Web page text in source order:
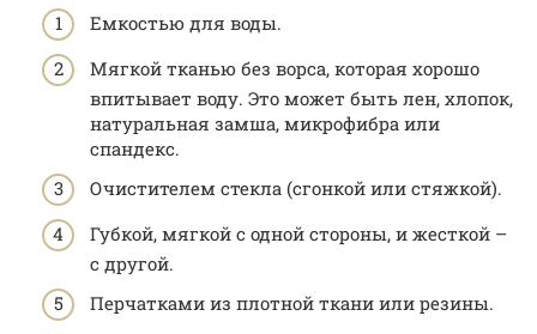
Емкостью для воды.
Мягкой тканью без ворса, которая хорошо
впитывает воду. Это может быть лен, хлопок,
натуральная замша, микрофибра или
спандекс.
Очистителем стекла (сгонкой или стяжкой).
Губкой, мягкой с одной стороны, и жесткой –
с другой.
Перчатками из плотной ткани или резины.